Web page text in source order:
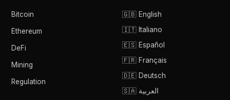
Bitcoin
Ethereum
DeFi
Mining
Regulation
🇬🇧 English
🇮🇹 Italiano
🇪🇸 Español
🇫🇷 Français
🇩🇪 Deutsch
🇸🇦 العربية